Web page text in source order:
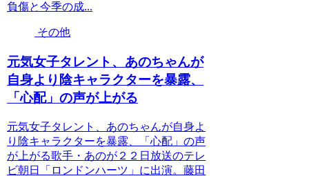
負傷と今季の成...
その他
元気女子タレント、あのちゃんが
自身より陰キャラクターを暴露、
「心配」の声が上がる
元気女子タレント、あのちゃんが自身よ
り陰キャラクターを暴露、「心配」の声
が上がる歌手・あのが２２日放送のテレ
ビ朝日「ロンドンハーツ」に出演。藤田